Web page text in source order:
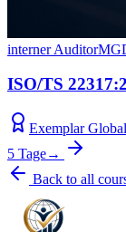
interner Auditor
ISO/TS
Exemplar
5 Tage→
Back to all